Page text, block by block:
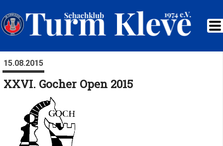
15.08.2015
XXVI. Gocher Open 2015